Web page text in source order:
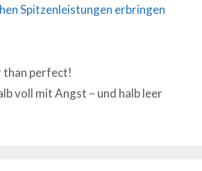
Spitzenleistungen erbringen
than perfect!
voll mit Angst – und halb leer